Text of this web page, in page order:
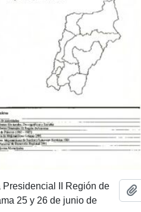
Presidencial II Región de
25 y 26 de junio de